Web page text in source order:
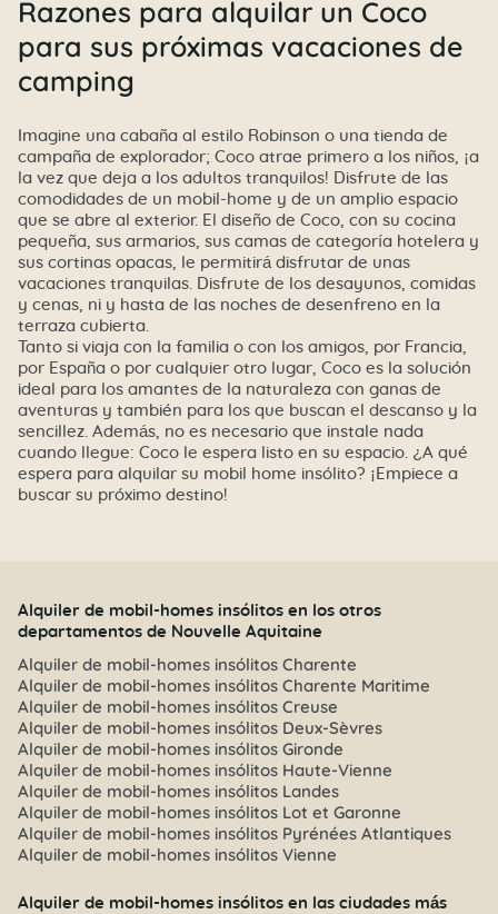
Razones para alquilar un Coco
para sus próximas vacaciones de
camping
Imagine una cabaña al estilo Robinson o una tienda de
campaña de explorador; Coco atrae primero a los niños, ¡a
la vez que deja a los adultos tranquilos! Disfrute de las
comodidades de un mobil-home y de un amplio espacio
que se abre al exterior. El diseño de Coco, con su cocina
pequeña, sus armarios, sus camas de categoría hotelera y
sus cortinas opacas, le permitirá disfrutar de unas
vacaciones tranquilas. Disfrute de los desayunos, comidas
y cenas, ni y hasta de las noches de desenfreno en la
terraza cubierta.
Tanto si viaja con la familia o con los amigos, por Francia,
por España o por cualquier otro lugar, Coco es la solución
ideal para los amantes de la naturaleza con ganas de
aventuras y también para los que buscan el descanso y la
sencillez. Además, no es necesario que instale nada
cuando llegue: Coco le espera listo en su espacio. ¿A qué
espera para alquilar su mobil home insólito? ¡Empiece a
buscar su próximo destino!
Alquiler de mobil-homes insólitos en los otros
departamentos de Nouvelle Aquitaine
Alquiler de mobil-homes insólitos Charente
Alquiler de mobil-homes insólitos Charente Maritime
Alquiler de mobil-homes insólitos Creuse
Alquiler de mobil-homes insólitos Deux-Sèvres
Alquiler de mobil-homes insólitos Gironde
Alquiler de mobil-homes insólitos Haute-Vienne
Alquiler de mobil-homes insólitos Landes
Alquiler de mobil-homes insólitos Lot et Garonne
Alquiler de mobil-homes insólitos Pyrénées Atlantiques
Alquiler de mobil-homes insólitos Vienne
Alquiler de mobil-homes insólitos en las ciudades más